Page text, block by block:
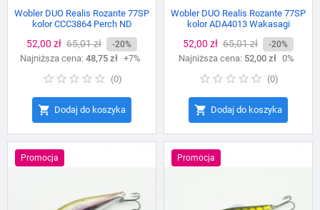
Wobler DUO Realis Rozante 77SP
kolor CCC3864 Perch ND
Cena
52,00 zł Cena
podstawowa
65,01 zł -20%
Najniższa cena: 48,75 zł +7%
(0)
 Dodaj do koszyka
Wobler DUO Realis Rozante 77SP
kolor ADA4013 Wakasagi
Cena
52,00 zł Cena
podstawowa
65,01 zł -20%
Najniższa cena: 52,00 zł 0%
(0)
 Dodaj do koszyka
Promocja Promocja